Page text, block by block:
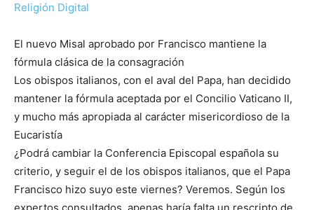
Religión Digital
El nuevo Misal aprobado por Francisco mantiene la
fórmula clásica de la consagración
Los obispos italianos, con el aval del Papa, han decidido
mantener la fórmula aceptada por el Concilio Vaticano II,
y mucho más apropiada al carácter misericordioso de la
Eucaristía
¿Podrá cambiar la Conferencia Episcopal española su
criterio, y seguir el de los obispos italianos, que el Papa
Francisco hizo suyo este viernes? Veremos. Según los